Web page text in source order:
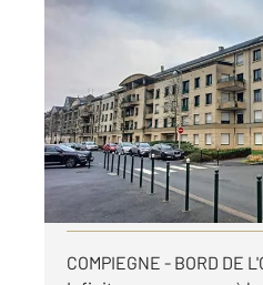
COMPIEGNE 60
, 3 pièces
Appartement F3 à
875 €
par mois charges comprises
Visiter le site dédié
COMPIEGNE - BORD DE